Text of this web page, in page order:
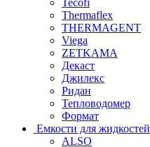
Thermaflex
THERMAGENT
Viega
ZETKAMA
Декаст
Джилекс
Ридан
Тепловодомер
Формат
Емкости для жидкостей
ALSO